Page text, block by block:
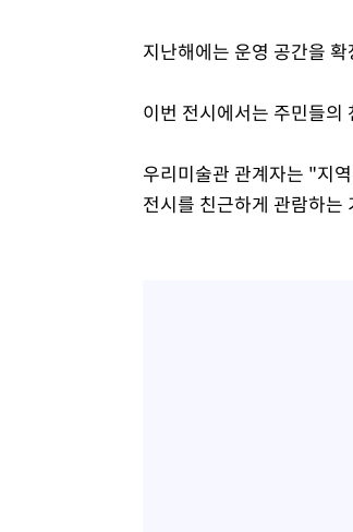
지난해에는 운영 공간을
이번 전시에서는 주민들의
우리미술관 관계자는 "지
전시를 친근하게 관람하는